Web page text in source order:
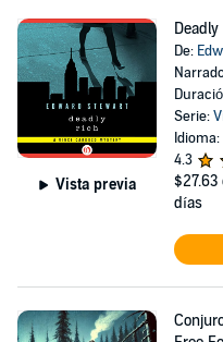
Vista previa
De:
Serie:
4.3
$27.63
días